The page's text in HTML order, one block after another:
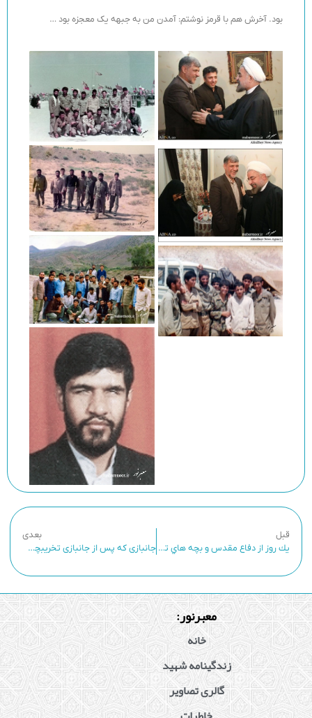
بود. آخرش هم با قرمز نوشتم: آمدن من به جبهه یک معجزه بود …
قبل
يك روز از دفاع مقدس و بچه هاي تخريب
بعدی
جانبازی که پس از جانبازی تخریبچی شد !!!
معبرنور:
خانه
زندگینامه شهید
گالری تصاویر